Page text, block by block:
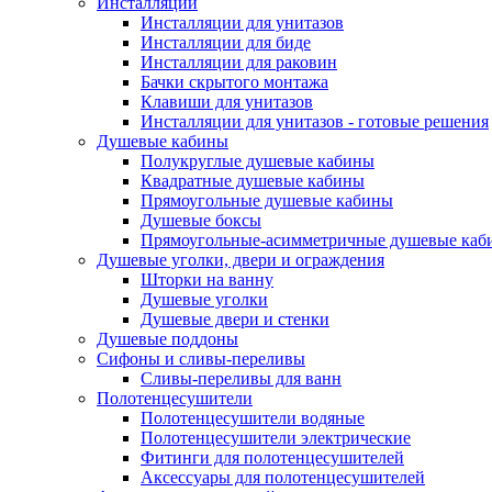
Инсталляции для унитазов
Инсталляции для биде
Инсталляции для раковин
Бачки скрытого монтажа
Клавиши для унитазов
Инсталляции для унитазов - готовые решения
Душевые кабины
Полукруглые душевые кабины
Квадратные душевые кабины
Прямоугольные душевые кабины
Душевые боксы
Прямоугольные-асимметричные душевые
Душевые уголки, двери и ограждения
Шторки на ванну
Душевые уголки
Душевые двери и стенки
Душевые поддоны
Сифоны и сливы-переливы
Сливы-переливы для ванн
Полотенцесушители
Полотенцесушители водяные
Полотенцесушители электрические
Фитинги для полотенцесушителей
Аксессуары для полотенцесушителей